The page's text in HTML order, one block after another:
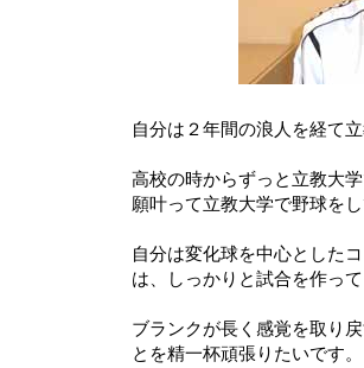
自分は２年間の浪人を経て
高校の時からずっと立教大
願叶って立教大学で野球を
自分は変化球を中心とした
は、しっかりと試合を作っ
ブランクが長く感覚を取り
とを精一杯頑張りたいです。